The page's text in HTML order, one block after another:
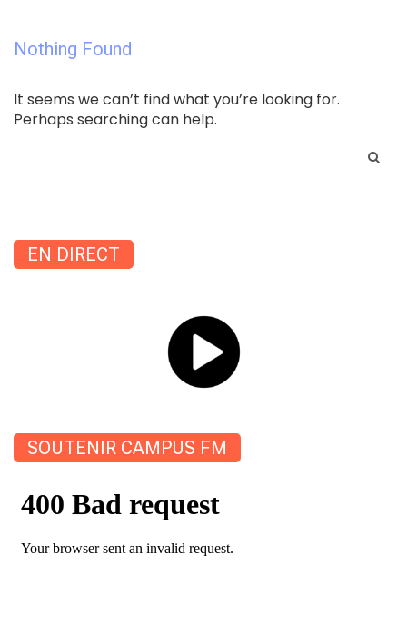
Nothing Found
It seems we can’t find what you’re looking for.
Perhaps searching can help.
EN DIRECT
SOUTENIR CAMPUS FM